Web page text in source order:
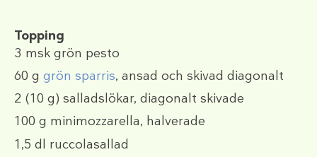
Topping
3 msk grön pesto
60 g grön sparris, ansad och skivad diagonalt
2 (10 g) salladslökar, diagonalt skivade
100 g minimozzarella, halverade
1,5 dl ruccolasallad